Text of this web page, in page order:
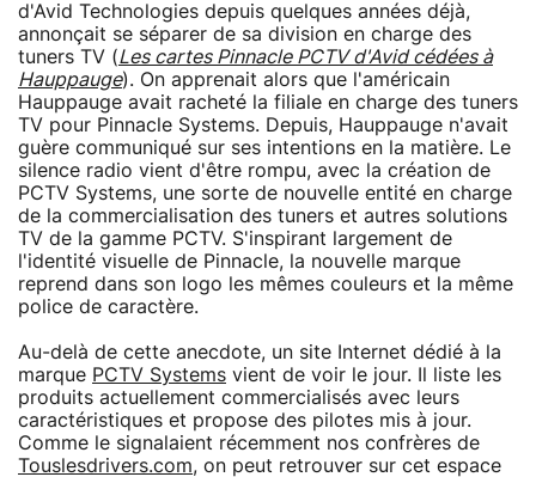
d'Avid Technologies depuis quelques années déjà,
annonçait se séparer de sa division en charge des
tuners TV (Les cartes Pinnacle PCTV d'Avid cédées à
Hauppauge). On apprenait alors que l'américain
Hauppauge avait racheté la filiale en charge des tuners
TV pour Pinnacle Systems. Depuis, Hauppauge n'avait
guère communiqué sur ses intentions en la matière. Le
silence radio vient d'être rompu, avec la création de
PCTV Systems, une sorte de nouvelle entité en charge
de la commercialisation des tuners et autres solutions
TV de la gamme PCTV. S'inspirant largement de
l'identité visuelle de Pinnacle, la nouvelle marque
reprend dans son logo les mêmes couleurs et la même
police de caractère.
Au-delà de cette anecdote, un site Internet dédié à la
marque PCTV Systems vient de voir le jour. Il liste les
produits actuellement commercialisés avec leurs
caractéristiques et propose des pilotes mis à jour.
Comme le signalaient récemment nos confrères de
Touslesdrivers.com, on peut retrouver sur cet espace